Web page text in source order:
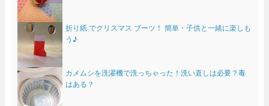
折り紙 でクリスマス ブーツ！ 簡単・子供と一緒に楽しも
う♪
カメムシを洗濯機で洗っちゃった！洗い直しは必要？毒
はある？